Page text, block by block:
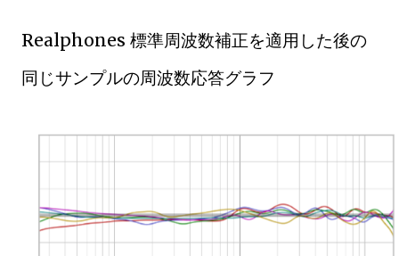
Realphones 標準周波数補正を適用した後の
同じサンプルの周波数応答グラフ